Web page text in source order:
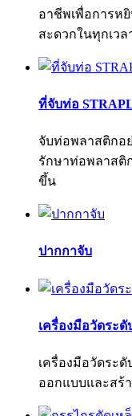
อาชีพเพื่อการห
สะดวกในทุกเวล
ที่จับท่อ
จับท่อพลาสติกอ
รักษาท่อพลาสติ
ขึ้น
ปากกาจับ
เครื่องมือวัดระดั
เครื่องมือวัดระ
ออกแบบและสร้